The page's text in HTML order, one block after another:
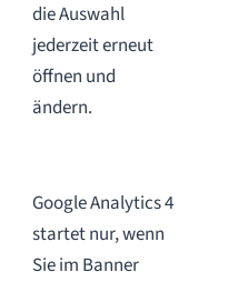
die Auswahl
jederzeit erneut
öffnen und
ändern.
Google Analytics 4
startet nur, wenn
Sie im Banner